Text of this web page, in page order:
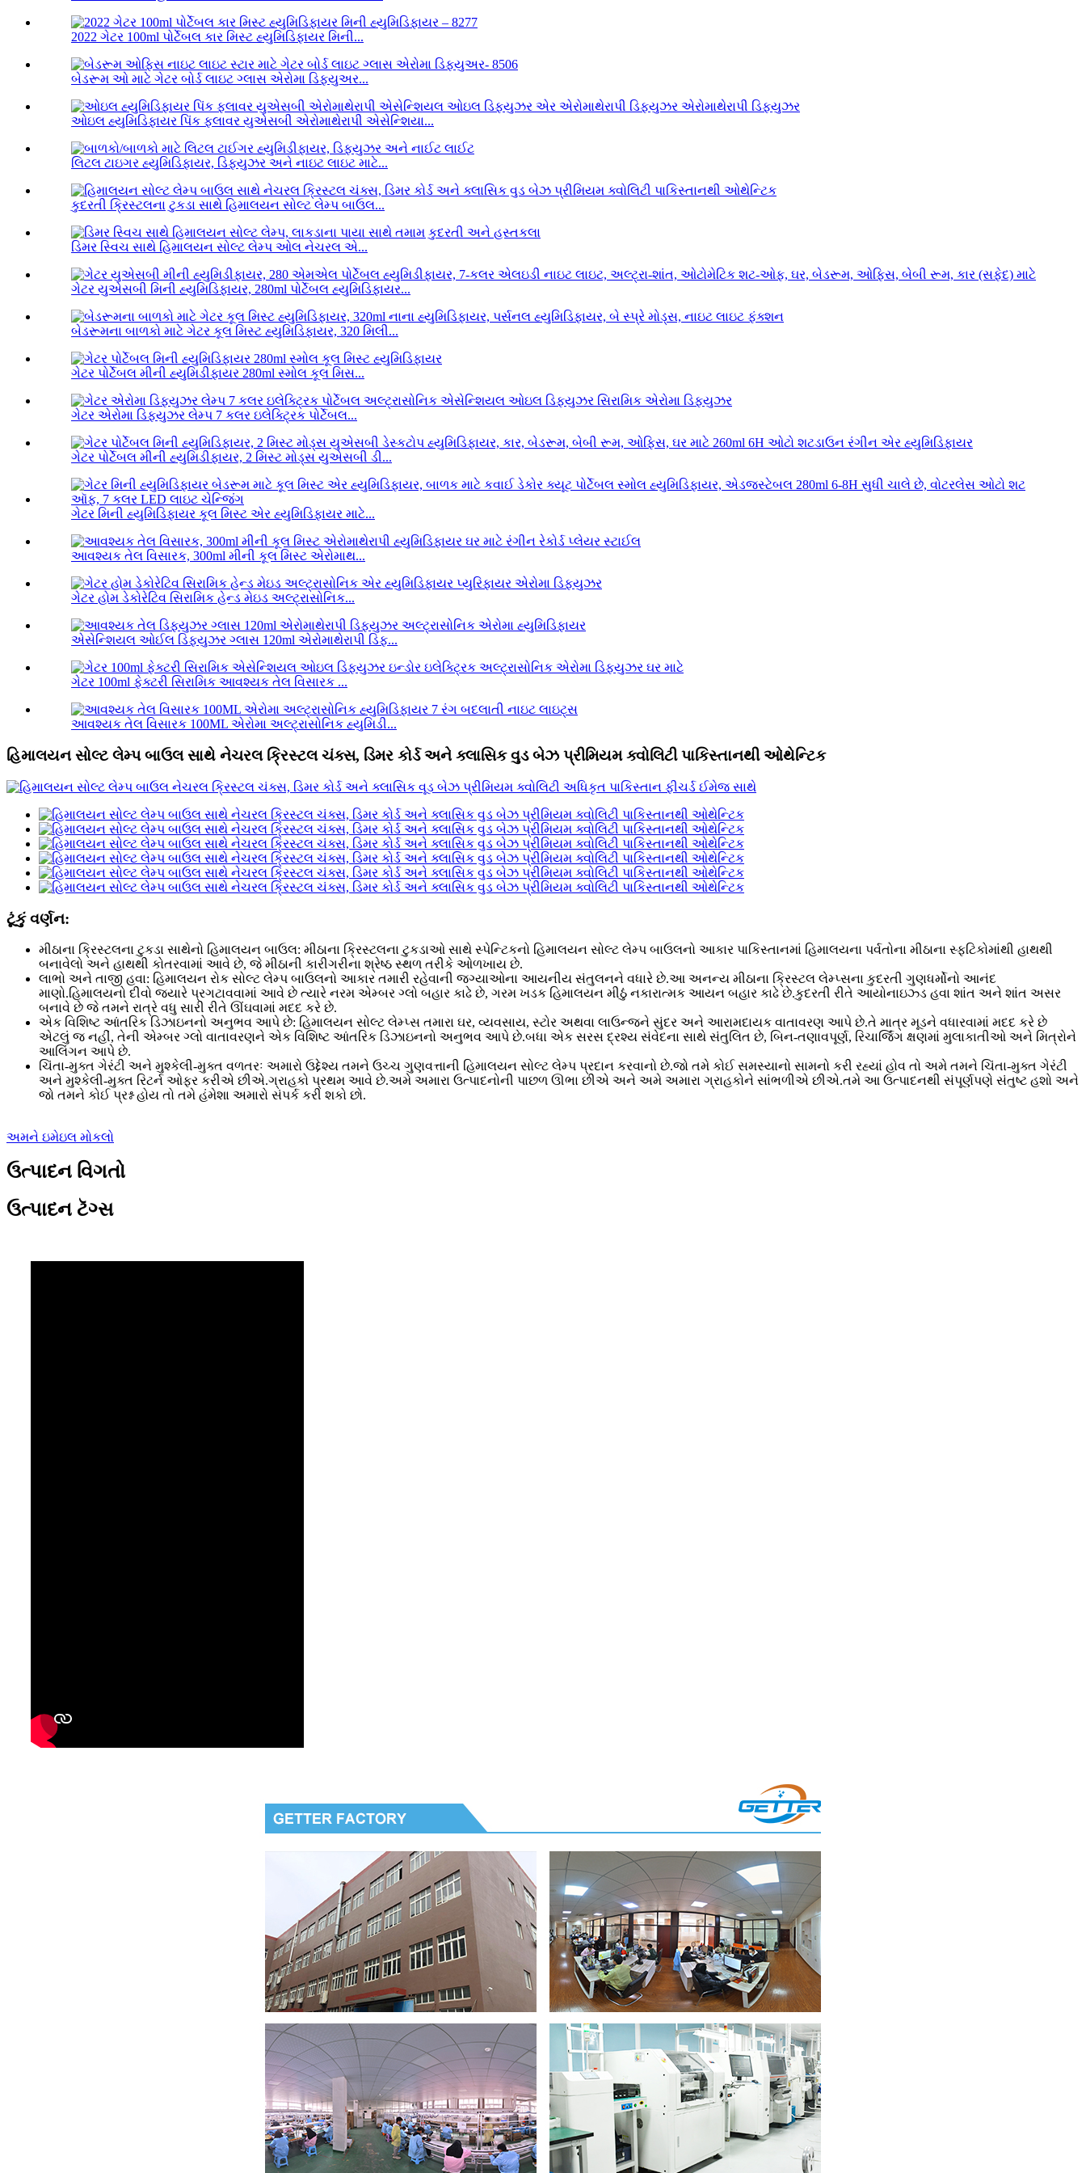
2022 ગેટર 100ml પોર્ટેબલ કાર મિસ્ટ હ્યુમિડિફાયર મિની...
બેડરૂમ ઓ માટે ગેટર બોર્ડ લાઇટ ગ્લાસ એરોમા ડિફ્યુઅર...
ઓઇલ હ્યુમિડિફાયર પિંક ફ્લાવર યુએસબી એરોમાથેરાપી એસેન્શિયા...
લિટલ ટાઇગર હ્યુમિડિફાયર, ડિફ્યુઝર અને નાઇટ લાઇટ માટે...
કુદરતી ક્રિસ્ટલના ટુકડા સાથે હિમાલયન સોલ્ટ લેમ્પ બાઉલ...
ડિમર સ્વિચ સાથે હિમાલયન સોલ્ટ લેમ્પ ઓલ નેચરલ એ...
ગેટર યુએસબી મિની હ્યુમિડિફાયર, 280ml પોર્ટેબલ હ્યુમિડિફાયર...
બેડરૂમના બાળકો માટે ગેટર કૂલ મિસ્ટ હ્યુમિડિફાયર, 320 મિલી...
ગેટર પોર્ટેબલ મીની હ્યુમિડીફાયર 280ml સ્મોલ કૂલ મિસ...
ગેટર એરોમા ડિફ્યુઝર લેમ્પ 7 કલર ઇલેક્ટ્રિક પોર્ટેબલ...
ગેટર પોર્ટેબલ મીની હ્યુમિડીફાયર, 2 મિસ્ટ મોડ્સ યુએસબી ડી...
ગેટર મિની હ્યુમિડિફાયર કૂલ મિસ્ટ એર હ્યુમિડિફાયર માટે...
આવશ્યક તેલ વિસારક, 300ml મીની કૂલ મિસ્ટ એરોમાથ...
ગેટર હોમ ડેકોરેટિવ સિરામિક હેન્ડ મેઇડ અલ્ટ્રાસોનિક...
એસેન્શિયલ ઓઈલ ડિફ્યુઝર ગ્લાસ 120ml એરોમાથેરાપી ડિફ...
ગેટર 100ml ફેક્ટરી સિરામિક આવશ્યક તેલ વિસારક ...
આવશ્યક તેલ વિસારક 100ML એરોમા અલ્ટ્રાસોનિક હ્યુમિડી...
હિમાલયન સોલ્ટ લેમ્પ બાઉલ સાથે નેચરલ ક્રિસ્ટલ ચંક્સ, ડિમર કોર્ડ અને ક્લાસિક વુડ બેઝ પ્રીમિયમ ક્વોલિટી પાકિસ્તાનથી ઓથેન્ટિક
ટૂંકું વર્ણન:
મીઠાના ક્રિસ્ટલના ટુકડા સાથેનો હિમાલયન બાઉલ: મીઠાના ક્રિસ્ટલના ટુકડાઓ સાથે સ્પેન્ટિકનો હિમાલયન સોલ્ટ લેમ્પ બાઉલનો આકાર પાકિસ્તાનમાં હિમાલયના પર્વતોના મીઠાના સ્ફટિકોમાંથી હાથથી
બનાવેલો અને હાથથી કોતરવામાં આવે છે, જે મીઠાની કારીગરીના શ્રેષ્ઠ સ્થળ તરીકે ઓળખાય છે.
લાભો અને તાજી હવા: હિમાલયન રોક સોલ્ટ લેમ્પ બાઉલનો આકાર તમારી રહેવાની જગ્યાઓના આયનીય સંતુલનને વધારે છે.આ અનન્ય મીઠાના ક્રિસ્ટલ લેમ્પ્સના કુદરતી ગુણધર્મોનો આનંદ
માણો.હિમાલયનો દીવો જ્યારે પ્રગટાવવામાં આવે છે ત્યારે નરમ એમ્બર ગ્લો બહાર કાઢે છે, ગરમ ખડક હિમાલયન મીઠું નકારાત્મક આયન બહાર કાઢે છે.કુદરતી રીતે આયોનાઇઝ્ડ હવા શાંત અને શાંત અસર
બનાવે છે જે તમને રાત્રે વધુ સારી રીતે ઊંઘવામાં મદદ કરે છે.
એક વિશિષ્ટ આંતરિક ડિઝાઇનનો અનુભવ આપે છે: હિમાલયન સોલ્ટ લેમ્પ્સ તમારા ઘર, વ્યવસાય, સ્ટોર અથવા લાઉન્જને સુંદર અને આરામદાયક વાતાવરણ આપે છે.તે માત્ર મૂડને વધારવામાં મદદ કરે છે
એટલું જ નહીં, તેની એમ્બર ગ્લો વાતાવરણને એક વિશિષ્ટ આંતરિક ડિઝાઇનનો અનુભવ આપે છે.બધા એક સરસ દ્રશ્ય સંવેદના સાથે સંતુલિત છે, બિન-તણાવપૂર્ણ, રિચાર્જિંગ ક્ષણમાં મુલાકાતીઓ અને મિત્રોને
આલિંગન આપે છે.
ચિંતા-મુક્ત ગેરંટી અને મુશ્કેલી-મુક્ત વળતરઃ અમારો ઉદ્દેશ્ય તમને ઉચ્ચ ગુણવત્તાની હિમાલયન સોલ્ટ લેમ્પ પ્રદાન કરવાનો છે.જો તમે કોઈ સમસ્યાનો સામનો કરી રહ્યાં હોવ તો અમે તમને ચિંતા-મુક્ત ગેરંટી
અને મુશ્કેલી-મુક્ત રિટર્ન ઓફર કરીએ છીએ.ગ્રાહકો પ્રથમ આવે છે.અમે અમારા ઉત્પાદનોની પાછળ ઊભા છીએ અને અમે અમારા ગ્રાહકોને સાંભળીએ છીએ.તમે આ ઉત્પાદનથી સંપૂર્ણપણે સંતુષ્ટ હશો અને
જો તમને કોઈ પ્રશ્ન હોય તો તમે હંમેશા અમારો સંપર્ક કરી શકો છો.
અમને ઇમેઇલ મોકલો
ઉત્પાદન વિગતો
ઉત્પાદન ટૅગ્સ